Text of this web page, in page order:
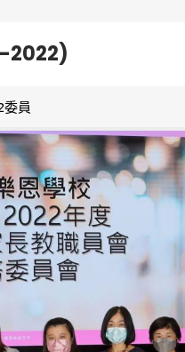
2022)
委員